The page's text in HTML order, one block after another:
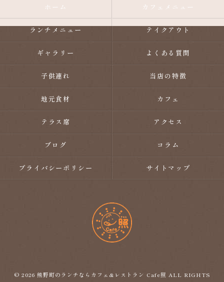
ホーム カフェメニュー
ランチメニュー テイクアウト
ギャラリー よくある質問
子供連れ 当店の特徴
地元食材 カフェ
テラス席 アクセス
ブログ コラム
プライバシーポリシー サイトマップ
© 2026 熊野町のランチならカフェ&レストラン Cafe照 ALL RIGHTS